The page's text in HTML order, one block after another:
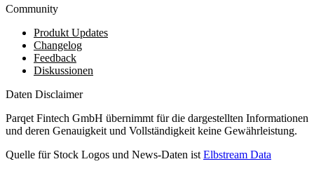
Community
Produkt Updates
Changelog
Feedback
Diskussionen
Daten Disclaimer
Parqet Fintech GmbH übernimmt für die dargestellten Informationen
und deren Genauigkeit und Vollständigkeit keine Gewährleistung.
Quelle für Stock Logos und News-Daten ist Elbstream Data